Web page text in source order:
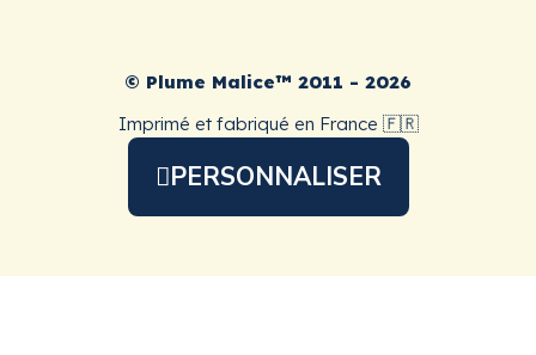
PERSONNALISER
© Plume Malice™ 2011 - 2026
Imprimé et fabriqué en France 🇫🇷